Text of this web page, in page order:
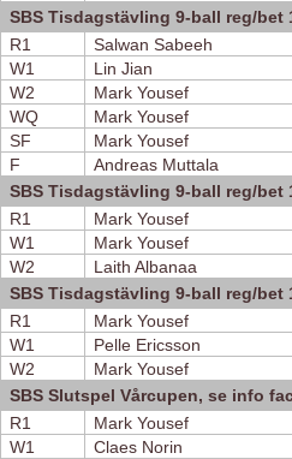
SBS Tisdagstävling 9-ball reg/bet
R1
Salwan Sabeeh
W1
Lin Jian
W2
Mark Yousef
WQ
Mark Yousef
SF
Mark Yousef
F
Andreas Muttala
SBS Tisdagstävling 9-ball reg/bet
R1
Mark Yousef
W1
Mark Yousef
W2
Laith Albanaa
SBS Tisdagstävling 9-ball reg/bet
R1
Mark Yousef
W1
Pelle Ericsson
W2
Mark Yousef
SBS Slutspel Vårcupen, se info
R1
Mark Yousef
W1
Claes Norin